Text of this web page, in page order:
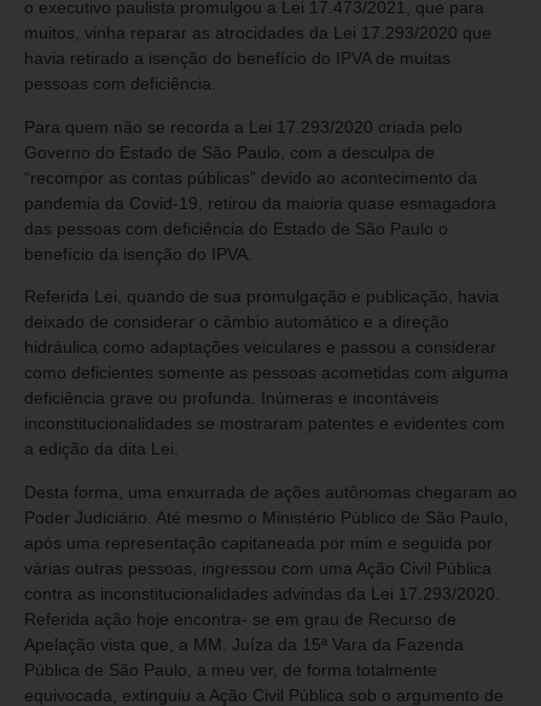
o executivo paulista promulgou a Lei 17.473/2021, que para
muitos, vinha reparar as atrocidades da Lei 17.293/2020 que
havia retirado a isenção do benefício do IPVA de muitas
pessoas com deficiência.
Para quem não se recorda a Lei 17.293/2020 criada pelo
Governo do Estado de São Paulo, com a desculpa de
“recompor as contas públicas” devido ao acontecimento da
pandemia da Covid-19, retirou da maioria quase esmagadora
das pessoas com deficiência do Estado de São Paulo o
benefício da isenção do IPVA.
Referida Lei, quando de sua promulgação e publicação, havia
deixado de considerar o câmbio automático e a direção
hidráulica como adaptações veiculares e passou a considerar
como deficientes somente as pessoas acometidas com alguma
deficiência grave ou profunda. Inúmeras e incontáveis
inconstitucionalidades se mostraram patentes e evidentes com
a edição da dita Lei.
Desta forma, uma enxurrada de ações autônomas chegaram ao
Poder Judiciário. Até mesmo o Ministério Público de São Paulo,
após uma representação capitaneada por mim e seguida por
várias outras pessoas, ingressou com uma Ação Civil Pública
contra as inconstitucionalidades advindas da Lei 17.293/2020.
Referida ação hoje encontra- se em grau de Recurso de
Apelação vista que, a MM. Juíza da 15ª Vara da Fazenda
Pública de São Paulo, a meu ver, de forma totalmente
equivocada, extinguiu a Ação Civil Pública sob o argumento de